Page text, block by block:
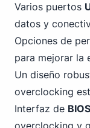
Varios puertos
datos y
Opciones de
para mejorar la
Un diseño
overclocking
Interfaz de
overclocking y